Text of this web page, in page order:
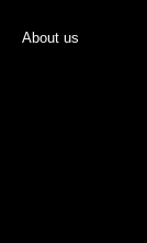
About us